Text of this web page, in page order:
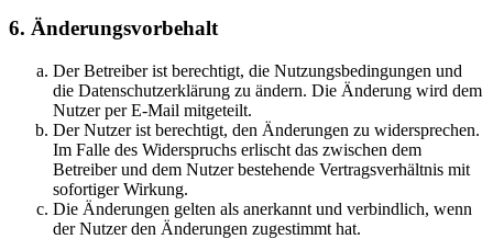
6. Änderungsvorbehalt
Der Betreiber ist berechtigt, die Nutzungsbedingungen und
die Datenschutzerklärung zu ändern. Die Änderung wird dem
Nutzer per E-Mail mitgeteilt.
Der Nutzer ist berechtigt, den Änderungen zu widersprechen.
Im Falle des Widerspruchs erlischt das zwischen dem
Betreiber und dem Nutzer bestehende Vertragsverhältnis mit
sofortiger Wirkung.
Die Änderungen gelten als anerkannt und verbindlich, wenn
der Nutzer den Änderungen zugestimmt hat.